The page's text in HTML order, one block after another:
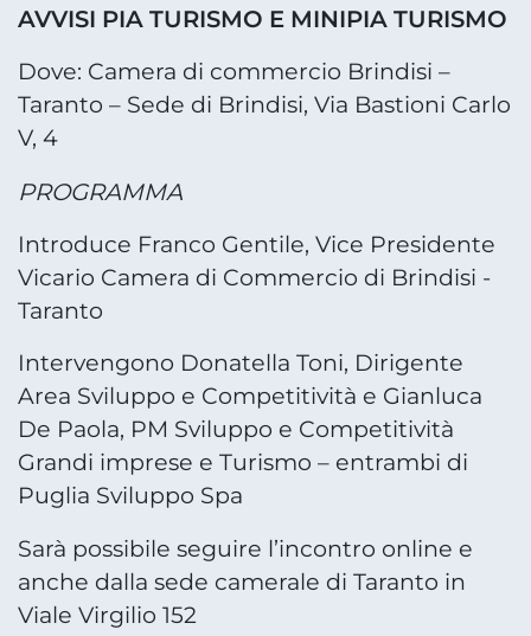
AVVISI PIA TURISMO E MINIPIA TURISMO
Dove: Camera di commercio Brindisi –
Taranto – Sede di Brindisi, Via Bastioni Carlo
V, 4
PROGRAMMA
Introduce Franco Gentile, Vice Presidente
Vicario Camera di Commercio di Brindisi -
Taranto
Intervengono Donatella Toni, Dirigente
Area Sviluppo e Competitività e Gianluca
De Paola, PM Sviluppo e Competitività
Grandi imprese e Turismo – entrambi di
Puglia Sviluppo Spa
Sarà possibile seguire l’incontro online e
anche dalla sede camerale di Taranto in
Viale Virgilio 152